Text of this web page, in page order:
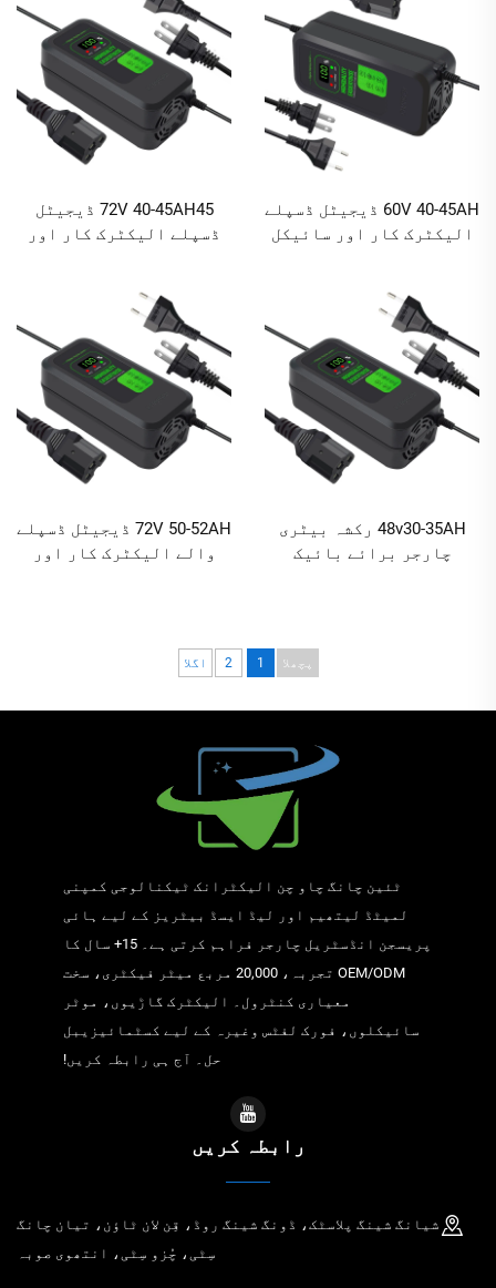
ٹول
60V 40-45AH ڈیجیٹل ڈسپلے
الیکٹرک کار اور سائیکل
ABS مواد
72V 40-45AH45 ڈیجیٹل
ڈسپلے الیکٹرک کار اور
کے ساتھ
48v30-35AH رکشہ بیٹری
چارجر برائے بائیک
72V 50-52AH ڈیجیٹل ڈسپلے
والے الیکٹرک کار اور
پچھلا 1
2 اگلا
ٹئین چانگ چاو چن الیکٹرانک ٹیکنالوجی کمپنی
لمیٹڈ لیتھیم اور لیڈ ایسڈ بیٹریز کے لیے ہائی
پریسجن انڈسٹریل چارجر فراہم کرتی ہے۔ 15+ سال کا
OEM/ODM تجربہ، 20,000 مربع میٹر فیکٹری، سخت
معیاری کنٹرول۔ الیکٹرک گاڑیوں، موٹر
سائیکلوں، فورک لفٹس وغیرہ کے لیے کسٹمائیزیبل
حل۔ آج ہی رابطہ کریں!
رابطہ کریں
شیانگ شینگ پلاسٹک، ڈونگ شینگ روڈ، قِن لان ٹاؤن، تیان چانگ
سِٹی، چُزو سِٹی، انتھوی صوبہ